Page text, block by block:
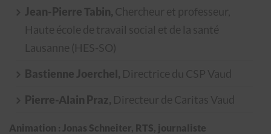
Jean-Pierre Tabin, Chercheur et professeur,
Haute école de travail social et de la santé
Lausanne (HES-SO)
Bastienne Joerchel, Directrice du CSP Vaud
Pierre-Alain Praz, Directeur de Caritas Vaud
Animation : Jonas Schneiter, RTS, journaliste